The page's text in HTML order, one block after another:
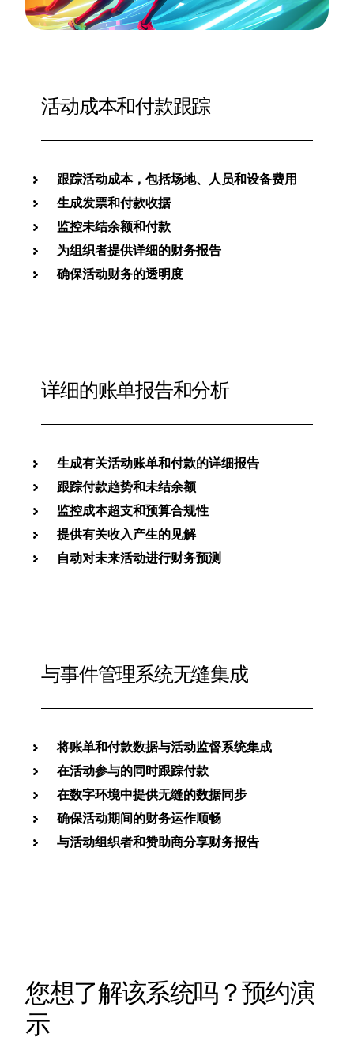
活动成本和付款跟踪
跟踪活动成本，包括场地、人员和设备费用
生成发票和付款收据
监控未结余额和付款
为组织者提供详细的财务报告
确保活动财务的透明度
详细的账单报告和分析
生成有关活动账单和付款的详细报告
跟踪付款趋势和未结余额
监控成本超支和预算合规性
提供有关收入产生的见解
自动对未来活动进行财务预测
与事件管理系统无缝集成
将账单和付款数据与活动监督系统集成
在活动参与的同时跟踪付款
在数字环境中提供无缝的数据同步
确保活动期间的财务运作顺畅
与活动组织者和赞助商分享财务报告
您想了解该系统吗？预约演
示